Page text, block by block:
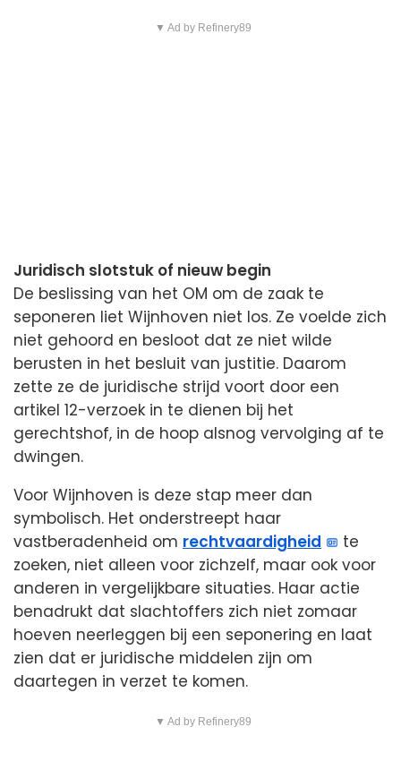
▼ Ad by Refinery89
Juridisch slotstuk of nieuw begin
De beslissing van het OM om de zaak te
seponeren liet Wijnhoven niet los. Ze voelde zich
niet gehoord en besloot dat ze niet wilde
berusten in het besluit van justitie. Daarom
zette ze de juridische strijd voort door een
artikel 12-verzoek in te dienen bij het
gerechtshof, in de hoop alsnog vervolging af te
dwingen.
Voor Wijnhoven is deze stap meer dan
symbolisch. Het onderstreept haar
vastberadenheid om rechtvaardigheid
te
zoeken, niet alleen voor zichzelf, maar ook voor
anderen in vergelijkbare situaties. Haar actie
benadrukt dat slachtoffers zich niet zomaar
hoeven neerleggen bij een seponering en laat
zien dat er juridische middelen zijn om
daartegen in verzet te komen.
▼ Ad by Refinery89